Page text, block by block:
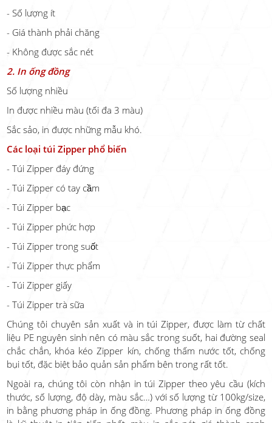
- Số lượng ít
- Giá thành phải chăng
- Không được sắc nét
2. In ống đồng
Số lượng nhiều
In được nhiều màu (tối đa 3 màu)
Sắc sảo, in được những mẫu khó.
Các loại túi Zipper phổ biến
- Túi Zipper đáy đứng
- Túi Zipper có tay cầm
- Túi Zipper bạc
- Túi Zipper phức hợp
- Túi Zipper trong suốt
- Túi Zipper thực phẩm
- Túi Zipper giấy
- Túi Zipper trà sữa
Chúng tôi chuyên sản xuất và in túi Zipper, được làm từ chất
liệu PE nguyên sinh nên có màu sắc trong suốt, hai đường seal
chắc chắn, khóa kéo Zipper kín, chống thấm nước tốt, chống
bụi tốt, đặc biệt bảo quản sản phẩm bên trong rất tốt.
Ngoài ra, chúng tôi còn nhận in túi Zipper theo yêu cầu (kích
thước, số lượng, độ dày, màu sắc…) với số lượng từ 100kg/size,
in bằng phương pháp in ống đồng. Phương pháp in ống đồng